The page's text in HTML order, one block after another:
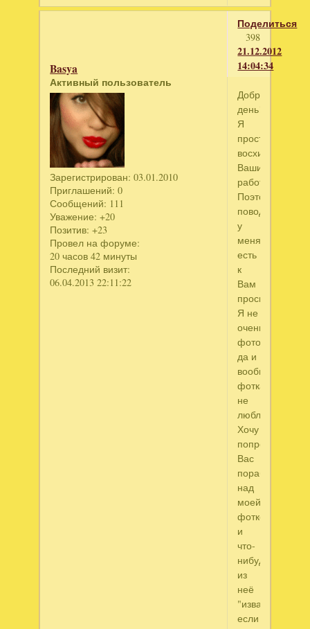
Поделиться
398
21.12.2012
14:04:34
Basya
Активный пользователь
Зарегистрирован: 03.01.2010
Приглашений: 0
Сообщений: 111
Уважение: +20
Позитив: +23
Провел на форуме:
20 часов 42 минуты
Последний визит:
06.04.2013 22:11:22
Добрый
день!
Я
просто
восхищаюсь
Вашими
работами!
Поэтому
поводу
у
меня
есть
к
Вам
просьба.
Я не
очень
да и
вообще
фоткаться
не
люблю.
Хочу
попросить
Вас
поработать
над
моей
фоткой
и
что-
нибудь
из
неё
"изваять",
если